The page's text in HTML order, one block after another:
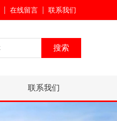
在线留言 联系我们
联系我们